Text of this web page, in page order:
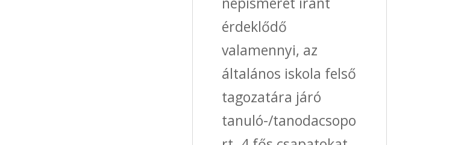
érdeklődő
valamennyi, az
általános iskola felső
tagozatára járó
tanuló-/tanodacsopo